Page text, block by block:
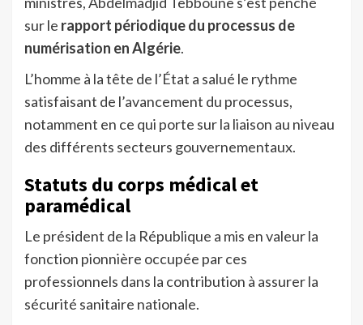
sur le rapport périodique du processus de
numérisation en Algérie.
L’homme à la tête de l’État a salué le rythme
satisfaisant de l’avancement du processus,
notamment en ce qui porte sur la liaison au niveau
des différents secteurs gouvernementaux.
Statuts du corps médical et
paramédical
Le président de la République a mis en valeur la
fonction pionnière occupée par ces
professionnels dans la contribution à assurer la
sécurité sanitaire nationale.